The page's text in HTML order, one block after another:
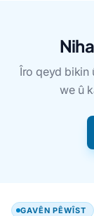
Îro qeyd bikin
we û
GAVÊN PÊWÎST